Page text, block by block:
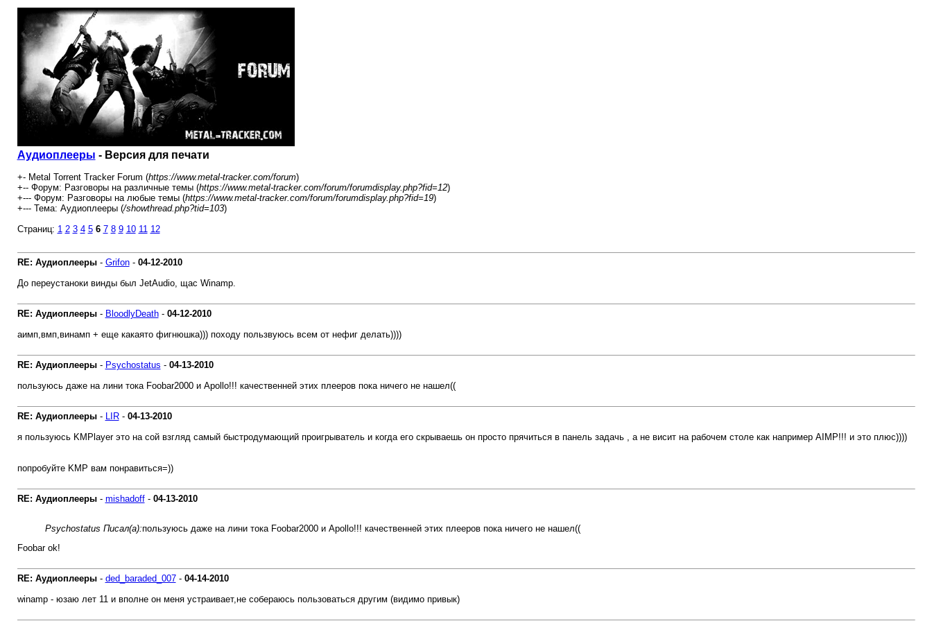
Аудиоплееры - Версия для печати
+- Metal Torrent Tracker Forum (https://www.metal-tracker.com/forum)
+-- Форум: Разговоры на различные темы (https://www.metal-tracker.com/forum/forumdisplay.php?fid=12)
+--- Форум: Разговоры на любые темы (https://www.metal-tracker.com/forum/forumdisplay.php?fid=19)
+--- Тема: Аудиоплееры (/showthread.php?tid=103)
Страниц: 1 2 3 4 5 6 7 8 9 10 11 12
RE: Аудиоплееры- Grifon- 04-12-2010
До переустаноки винды был JetAudio, щас Winamp.
RE: Аудиоплееры- BloodlyDeath- 04-12-2010
аимп,вмп,винамп + еще какаято фигнюшка))) походу пользвуюсь всем от нефиг делать))))
RE: Аудиоплееры- Psychostatus - 04-13-2010
пользуюсь даже на лини тока Foobar2000 и Apollo!!! качественней этих плееров пока ничего не нашел((
RE: Аудиоплееры- LIR- 04-13-2010
я пользуюсь KMPlayer это на сой взгляд самый быстродумающий проигрыватель и когда его скрываешь он просто прячиться в панель задачь , а не висит на рабочем столе как например AIMP!!! и это плюс))))
попробуйте KMP вам понравиться=))
RE: Аудиоплееры- mishadoff- 04-13-2010
Psychostatus Писал(а):пользуюсь даже на лини тока Foobar2000 и Apollo!!! качественней этих плееров пока ничего не нашел((
Foobar ok!
RE: Аудиоплееры- ded_baraded_007- 04-14-2010
winamp - юзаю лет 11 и вполне он меня устраивает,не собераюсь пользоваться другим (видимо привык)